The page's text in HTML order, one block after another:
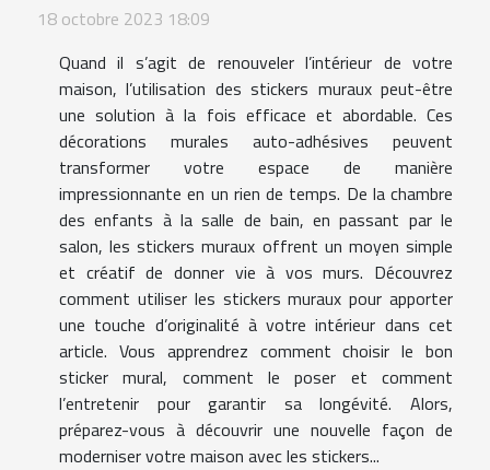
18 octobre 2023 18:09
Quand il s’agit de renouveler l’intérieur de votre
maison, l’utilisation des stickers muraux peut-être
une solution à la fois efficace et abordable. Ces
décorations murales auto-adhésives peuvent
transformer votre espace de manière
impressionnante en un rien de temps. De la chambre
des enfants à la salle de bain, en passant par le
salon, les stickers muraux offrent un moyen simple
et créatif de donner vie à vos murs. Découvrez
comment utiliser les stickers muraux pour apporter
une touche d’originalité à votre intérieur dans cet
article. Vous apprendrez comment choisir le bon
sticker mural, comment le poser et comment
l’entretenir pour garantir sa longévité. Alors,
préparez-vous à découvrir une nouvelle façon de
moderniser votre maison avec les stickers...